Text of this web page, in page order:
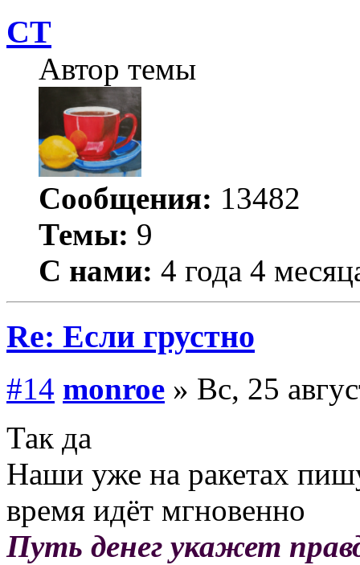
СТ
Автор темы
Сообщения: 13482
Темы: 9
С нами: 4 года 4
Re: Если грустно
#14 monroe » Вс, 25
Так да
Наши уже на ракетах
время идёт мгновенно
Путь денег укажет